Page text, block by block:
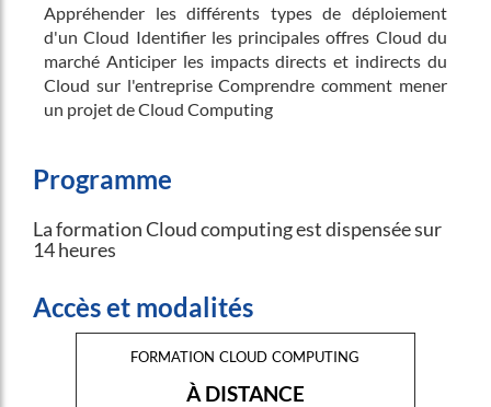
Appréhender les différents types de déploiement
d'un Cloud Identifier les principales offres Cloud du
marché Anticiper les impacts directs et indirects du
Cloud sur l'entreprise Comprendre comment mener
un projet de Cloud Computing
Programme
La formation Cloud computing est dispensée sur
14 heures
Accès et modalités
formation cloud computing
À DISTANCE